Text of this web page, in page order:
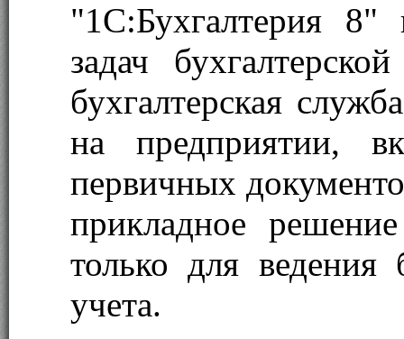
"1С:Бухгалтерия 8"
задач
бухгалтерская
на предприятии,
первичных
прикладное
только для ведения
учета.